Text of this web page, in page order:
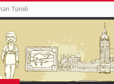
Tüneli